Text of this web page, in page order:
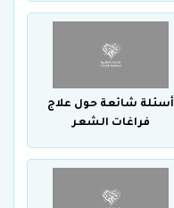
أسئلة شائعة حول علاج
فراغات الشعر